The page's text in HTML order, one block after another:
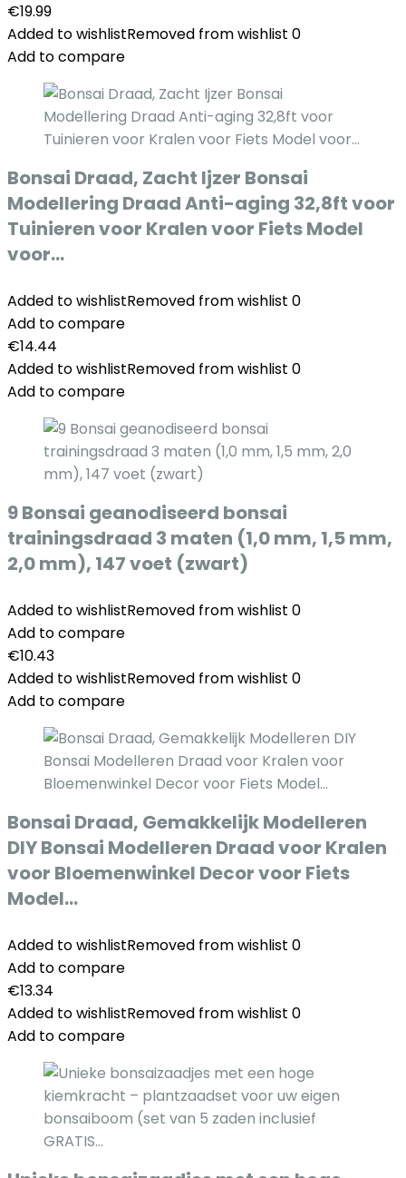
€19.99
Added to wishlistRemoved from wishlist 0
Add to compare
Bonsai Draad, Zacht Ijzer Bonsai
Modellering Draad Anti-aging 32,8ft voor
Tuinieren voor Kralen voor Fiets Model
voor…
Added to wishlistRemoved from wishlist 0
Add to compare
€14.44
Added to wishlistRemoved from wishlist 0
Add to compare
9 Bonsai geanodiseerd bonsai
trainingsdraad 3 maten (1,0 mm, 1,5 mm,
2,0 mm), 147 voet (zwart)
Added to wishlistRemoved from wishlist 0
Add to compare
€10.43
Added to wishlistRemoved from wishlist 0
Add to compare
Bonsai Draad, Gemakkelijk Modelleren
DIY Bonsai Modelleren Draad voor Kralen
voor Bloemenwinkel Decor voor Fiets
Model…
Added to wishlistRemoved from wishlist 0
Add to compare
€13.34
Added to wishlistRemoved from wishlist 0
Add to compare